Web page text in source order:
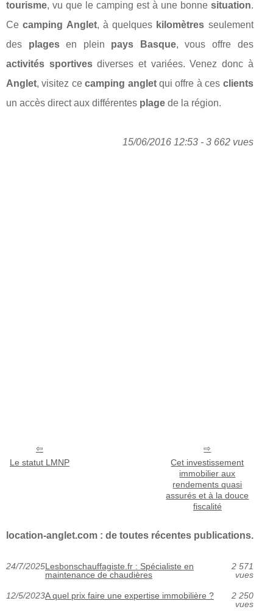
tourisme, vu que le camping est à une bonne situation.
Cecamping Anglet, à quelques kilomètres seulement
des plagesen plein pays Basque, vous offre des
activités sportivesdiverses et variées. Venez donc à
Anglet, visitez cecamping angletqui offre à ces clients
un accès direct aux différentes plage de la région.
15/06/2016 12:53 - 3 662 vues
Le statut LMNP
Cet investissement
immobilier aux
rendements quasi
assurés et à la douce
fiscalité
location-anglet.com : de toutes récentes publications.
24/7/2025Lesbonschauffagiste.fr : Spécialiste en
maintenance de chaudières
2 571
vues
12/5/2023A quel prix faire une expertise immobilière ?
2 250
vues